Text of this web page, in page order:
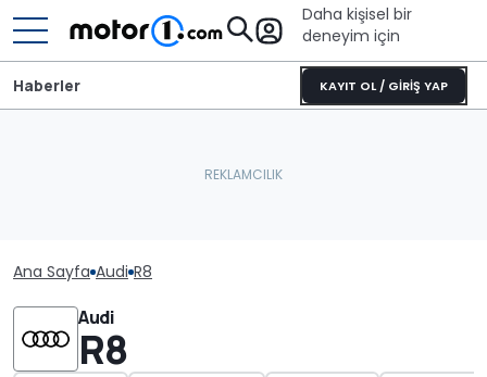
Daha kişisel bir
deneyim için
KAYIT OL / GİRİŞ YAP
Haberler
Ana Sayfa Audi R8
Audi
R8